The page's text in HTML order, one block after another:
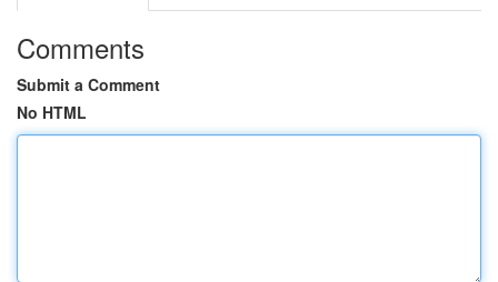
Comments
Submit a Comment
No HTML